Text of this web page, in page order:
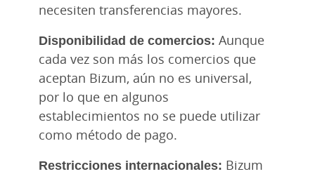
necesiten transferencias mayores.
Disponibilidad de comercios: Aunque
cada vez son más los comercios que
aceptan Bizum, aún no es universal,
por lo que en algunos
establecimientos no se puede utilizar
como método de pago.
Restricciones internacionales: Bizum